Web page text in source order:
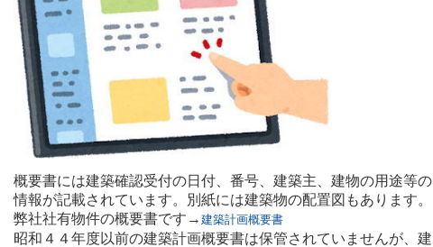
概要書には建築確認受付の日付、番号、建築主、建物の用途等の
情報が記載されています。別紙には建築物の配置図もあります。
弊社社有物件の概要書です→ 建築計画概要書
昭和４４年度以前の建築計画概要書は保管されていませんが、建